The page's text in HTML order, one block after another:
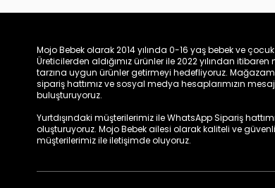
Mojo Bebek olarak 2014 yılında 0-16 yaş bebek ve
Üreticilerden aldığımız ürünler ile 2022 yılından
tarzına uygun ürünler getirmeyi hedefliyoruz.
sipariş hattımız ve sosyal medya hesaplarımızın
buluşturuyoruz.
Yurtdışındaki müşterilerimiz ile WhatsApp Sipariş
oluşturuyoruz. Mojo Bebek ailesi olarak kaliteli ve
müşterilerimiz ile iletişimde oluyoruz.